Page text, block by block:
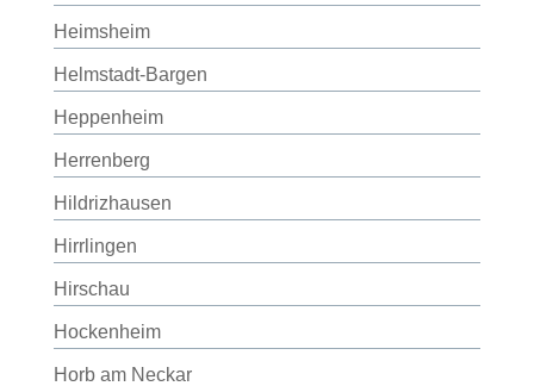
Heimsheim
Helmstadt-Bargen
Heppenheim
Herrenberg
Hildrizhausen
Hirrlingen
Hirschau
Hockenheim
Horb am Neckar